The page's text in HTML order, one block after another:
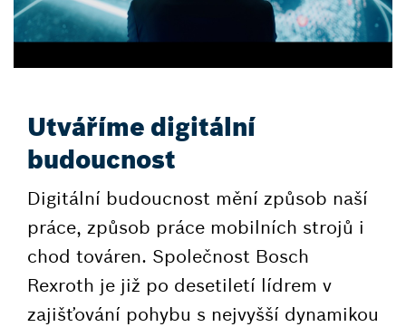
Utváříme digitální
budoucnost
Digitální budoucnost mění způsob naší
práce, způsob práce mobilních strojů i
chod továren. Společnost Bosch
Rexroth je již po desetiletí lídrem v
zajišťování pohybu s nejvyšší dynamikou